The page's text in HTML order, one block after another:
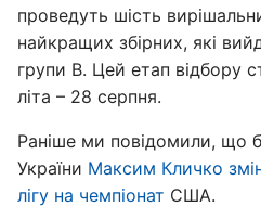
проведуть шість
найкращих збірних, які
групи B. Цей етап відбору
літа – 28 серпня.
Раніше ми повідомили, що
України Максим Кличко
лігу на чемпіонат США.